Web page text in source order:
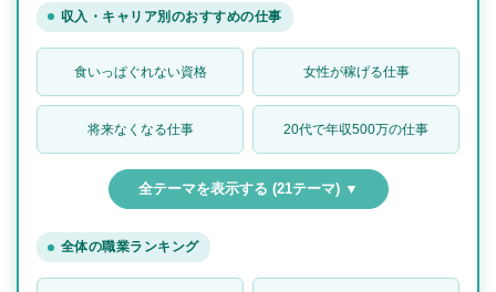
収入・キャリア別のおすすめの仕事
食いっぱぐれない資格 女性が稼げる仕事
将来なくなる仕事 20代で年収500万の仕事
全テーマを表示する (21テーマ) ▼
全体の職業ランキング